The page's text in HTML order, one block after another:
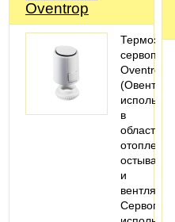
Oventrop
Oventrop
(Овентроп)
в
области
отопления,
остывания
и
вентляции.